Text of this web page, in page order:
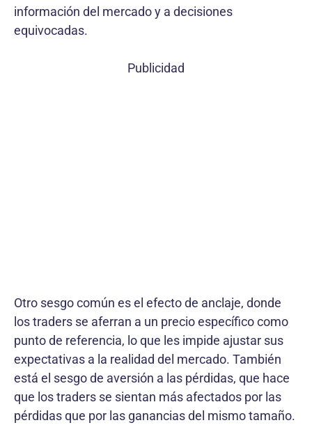
información del mercado y a decisiones
equivocadas.
Publicidad
Otro sesgo común es el efecto de anclaje, donde
los traders se aferran a un precio específico como
punto de referencia, lo que les impide ajustar sus
expectativas a la realidad del mercado. También
está el sesgo de aversión a las pérdidas, que hace
que los traders se sientan más afectados por las
pérdidas que por las ganancias del mismo tamaño.